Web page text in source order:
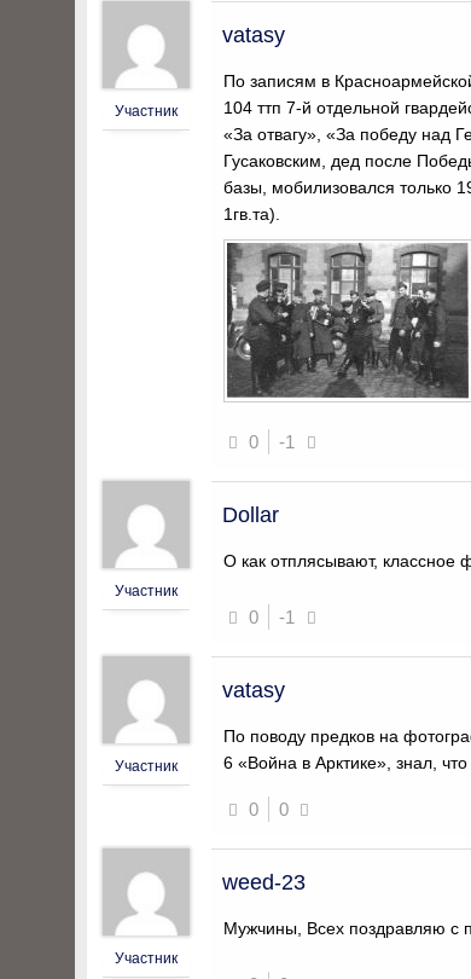
Участник
vatasy
По записям в
104 ттп 7-й отдельной
«За отвагу», «За победу над
Гусаковским, дед после
базы, мобилизовался только
1гв.та).
0 -1
Участник
Dollar
О как отплясывают, классное
0 -1
Участник
vatasy
По поводу предков на
6 «Война в Арктике», знал,
0 0
Участник
weed-23
Мужчины, Всех поздравляю с